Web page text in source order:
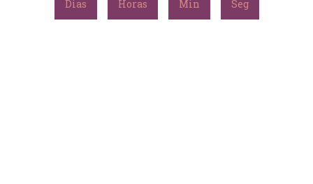
Dias Horas Min Seg